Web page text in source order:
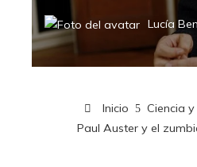
Lucía
Inicio
Ciencia
Paul Auster y el